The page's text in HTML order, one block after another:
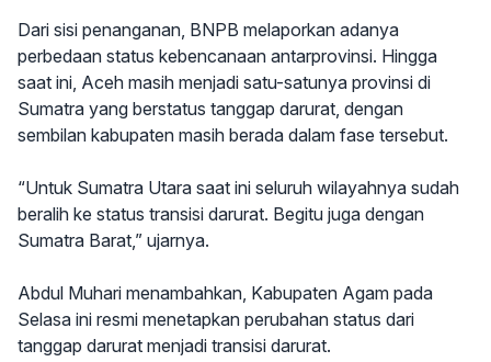
Dari sisi penanganan, BNPB melaporkan adanya
perbedaan status kebencanaan antarprovinsi. Hingga
saat ini, Aceh masih menjadi satu-satunya provinsi di
Sumatra yang berstatus tanggap darurat, dengan
sembilan kabupaten masih berada dalam fase tersebut.
“Untuk Sumatra Utara saat ini seluruh wilayahnya sudah
beralih ke status transisi darurat. Begitu juga dengan
Sumatra Barat,” ujarnya.
Abdul Muhari menambahkan, Kabupaten Agam pada
Selasa ini resmi menetapkan perubahan status dari
tanggap darurat menjadi transisi darurat.